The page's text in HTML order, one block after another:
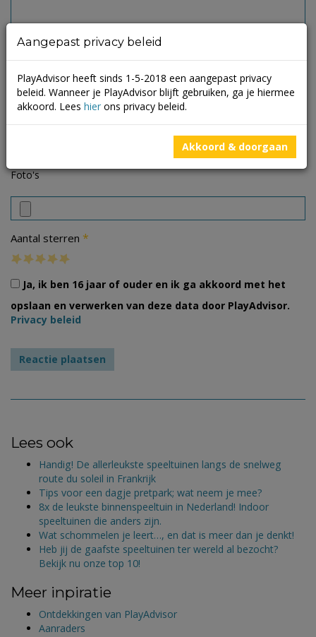
Foto's
Aantal sterren *
Ja, ik ben 16 jaar of ouder en ik ga akkoord met het
opslaan en verwerken van deze data door PlayAdvisor.
Privacy beleid
Lees ook
Handig! De allerleukste speeltuinen langs de snelweg
route du soleil in Frankrijk
Tips voor een dagje pretpark; wat neem je mee?
8x de leukste binnenspeeltuin in Nederland! Indoor
speeltuinen die anders zijn.
Wat schommelen je leert…, en dat is meer dan je denkt!
Heb jij de gaafste speeltuinen ter wereld al bezocht?
Bekijk nu onze top 10!
Meer inpiratie
Ontdekkingen van PlayAdvisor
Aanraders
Aangepast privacy beleid
PlayAdvisor heeft sinds 1-5-2018 een aangepast privacy
beleid. Wanneer je PlayAdvisor blijft gebruiken, ga je hiermee
akkoord. Lees hier ons privacy beleid.
Akkoord & doorgaan